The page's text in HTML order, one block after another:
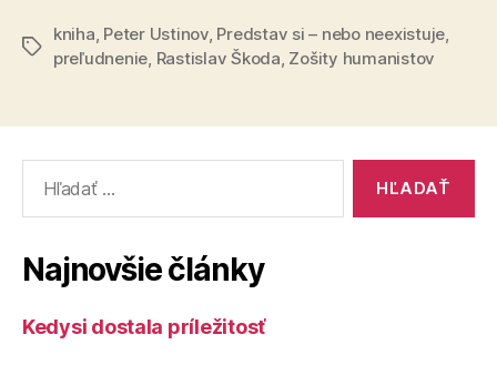
neexistuje
–
kapitola“
Značky
kniha Peter Ustinov, Predstav si – nebo neexistuje
preľudnenie Rastislav Škoda Zošity humanistov
Najnovšie články
Kedysi dostala príležitosť